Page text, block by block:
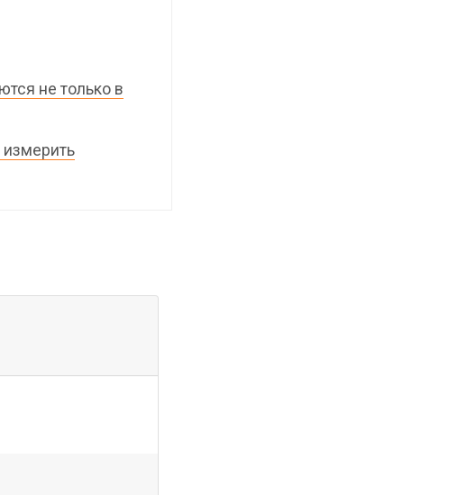
не только в
измерить